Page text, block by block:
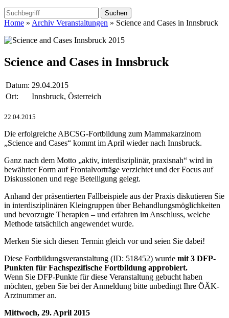
Home » Archiv Veranstaltungen » Science and Cases in Innsbruck
Science and Cases in Innsbruck
Datum: 29.04.2015
Ort:
Innsbruck, Österreich
22.04.2015
Die erfolgreiche ABCSG-Fortbildung zum Mammakarzinom
„Science and Cases“ kommt im April wieder nach Innsbruck.
Ganz nach dem Motto „aktiv, interdisziplinär, praxisnah“ wird in
bewährter Form auf Frontalvorträge verzichtet und der Focus auf
Diskussionen und rege Beteiligung gelegt.
Anhand der präsentierten Fallbeispiele aus der Praxis diskutieren Sie
in interdisziplinären Kleingruppen über Behandlungsmöglichkeiten
und bevorzugte Therapien – und erfahren im Anschluss, welche
Methode tatsächlich angewendet wurde.
Merken Sie sich diesen Termin gleich vor und seien Sie dabei!
Diese Fortbildungsveranstaltung (ID: 518452) wurde mit 3 DFP-
Punkten für Fachspezifische Fortbildung approbiert.
Wenn Sie DFP-Punkte für diese Veranstaltung gebucht haben
möchten, geben Sie bei der Anmeldung bitte unbedingt Ihre ÖÄK-
Arztnummer an.
Mittwoch, 29. April 2015